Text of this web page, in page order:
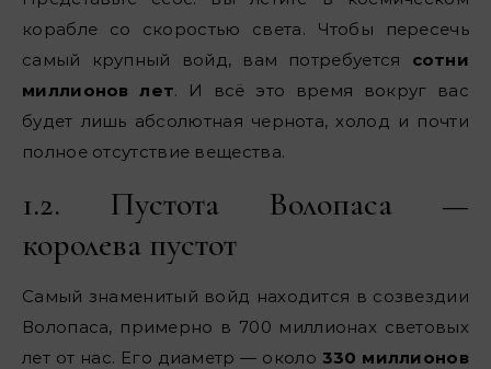
корабле со скоростью света. Чтобы пересечь
самый крупный войд, вам потребуется сотни
миллионов лет. И всё это время вокруг вас
будет лишь абсолютная чернота, холод и почти
полное отсутствие вещества.
1.2. Пустота Волопаса —
королева пустот
Самый знаменитый войд находится в созвездии
Волопаса, примерно в 700 миллионах световых
лет от нас. Его диаметр — около 330 миллионов